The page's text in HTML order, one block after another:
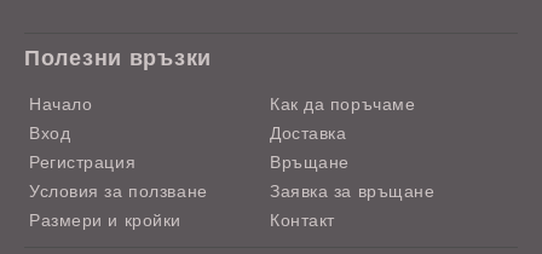
Полезни връзки
Начало
Вход
Регистрация
Условия за ползване
Размери и кройки
Как да поръчаме
Доставка
Връщане
Заявка за връщане
Контакт